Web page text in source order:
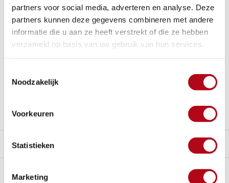
partners voor social media, adverteren en analyse. Deze
partners kunnen deze gegevens combineren met andere
informatie die u aan ze heeft verstrekt of die ze hebben
verzameld op basis van uw gebruik van hun services.
Noodzakelijk
Voorkeuren
Statistieken
Marketing
De mokka-tint geeft een luxe, natuurlijke uitstraling en
verbergt vuil effectief.
De speciale vezels zuigen nattigheid en modder op als
mat.
Beschrijving
Reviews